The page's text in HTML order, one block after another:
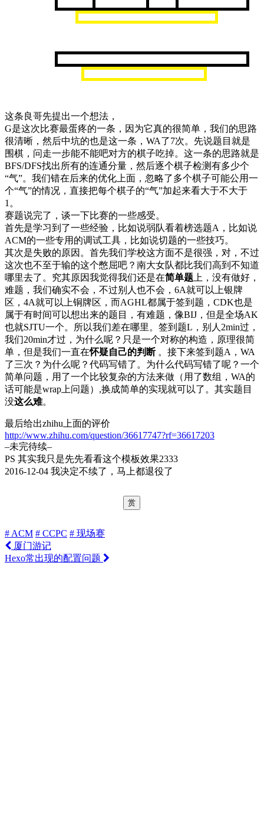
这条良哥先提出一个想法，
G是这次比赛最蛋疼的一条，因为它真的很简单，我们的思路
很清晰，然后中坑的也是这一条，WA了7次。先说题目就是
围棋，问走一步能不能吧对方的棋子吃掉。这一条的思路就是
BFS/DFS找出所有的连通分量，然后逐个棋子检测有多少个
“气”。我们错在后来的优化上面，忽略了多个棋子可能公用一
个“气”的情况，直接把每个棋子的“气”加起来看大于不大于
1。
赛题说完了，谈一下比赛的一些感受。
首先是学习到了一些经验，比如说弱队看着榜选题A，比如说
ACM的一些专用的调试工具，比如说切题的一些技巧。
其次是失败的原因。首先我们学校这方面不是很强，对，不过
这次也不至于输的这个憋屈吧？南大女队都比我们高到不知道
哪里去了。究其原因我觉得我们还是在简单题 上，没有做好，
难题，我们确实不会，不过别人也不会，6A就可以上银牌
区，4A就可以上铜牌区，而AGHL都属于签到题，CDK也是
属于有时间可以想出来的题目，有难题，像BIJ，但是全场AK
也就SJTU一个。所以我们差在哪里。签到题L，别人2min过，
我们20min才过，为什么呢？只是一个对称的构造，原理很简
单，但是我们一直在怀疑自己的判断。接下来签到题A，WA
了三次？为什么呢？代码写错了。为什么代码写错了呢？一个
简单问题，用了一个比较复杂的方法来做（用了数组，WA的
话可能是wrap上问题）,换成简单的实现就可以了。其实题目
没这么难。
最后给出zhihu上面的评价
http://www.zhihu.com/question/36617747?rf=36617203
–未完待续–
PS 其实我只是先先看看这个模板效果2333
2016-12-04 我决定不续了，马上都退役了
赏
# ACM # CCPC # 现场赛
厦门游记
Hexo常出现的配置问题